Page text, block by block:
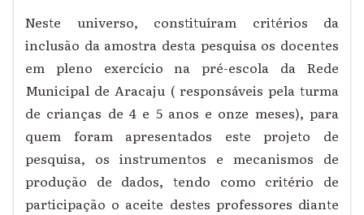
Neste universo, constituíram critérios da
inclusão da amostra desta pesquisa os docentes
em pleno exercício na pré-escola da Rede
Municipal de Aracaju ( responsáveis pela turma
de crianças de 4 e 5 anos e onze meses), para
quem foram apresentados este projeto de
pesquisa, os instrumentos e mecanismos de
produção de dados, tendo como critério de
participação o aceite destes professores diante